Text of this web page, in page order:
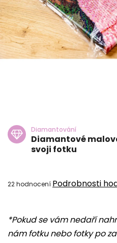
*Pokud se vám nedaří
nám fotku nebo fotky po
Diamantování
Diamantové
svoji fotku
Průměrné
je
5,0
22 hodnocení Podrobnosti